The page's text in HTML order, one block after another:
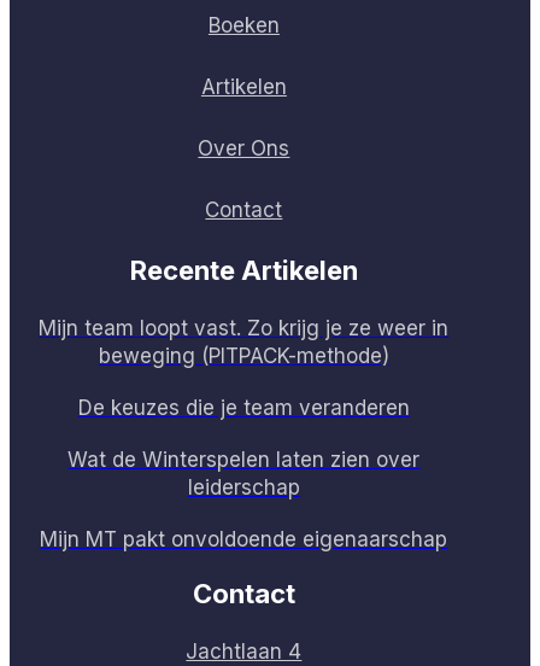
Boeken
Artikelen
Over Ons
Contact
Recente Artikelen
Mijn team loopt vast. Zo krijg je ze weer in
beweging (PITPACK-methode)
De keuzes die je team veranderen
Wat de Winterspelen laten zien over
leiderschap
Mijn MT pakt onvoldoende eigenaarschap
Contact
Jachtlaan 4